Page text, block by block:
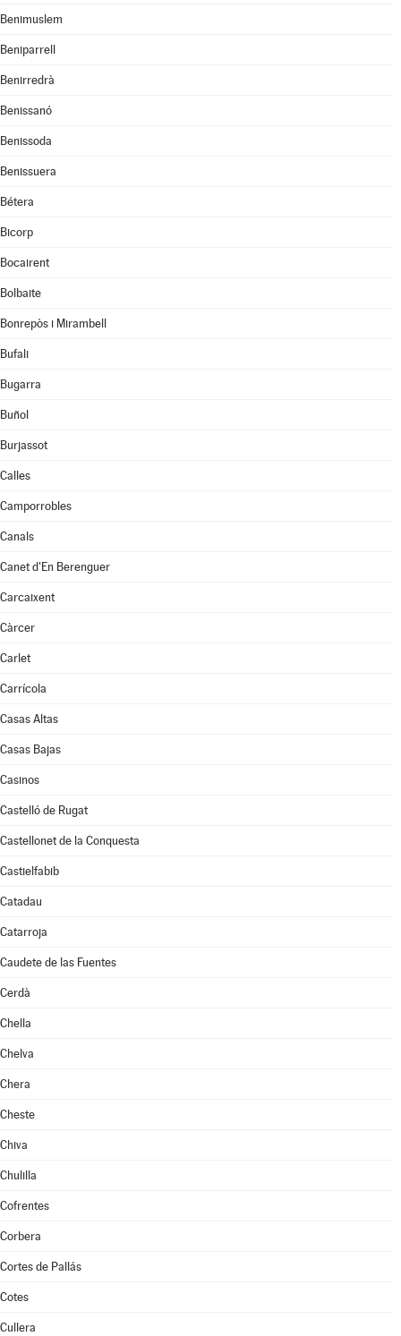
Benimuslem
Beniparrell
Benirredrà
Benissanó
Benissoda
Benissuera
Bétera
Bicorp
Bocairent
Bolbaite
Bonrepòs i Mirambell
Bufali
Bugarra
Buñol
Burjassot
Calles
Camporrobles
Canals
Canet d'En Berenguer
Carcaixent
Càrcer
Carlet
Carrícola
Casas Altas
Casas Bajas
Casinos
Castelló de Rugat
Castellonet de la Conquesta
Castielfabib
Catadau
Catarroja
Caudete de las Fuentes
Cerdà
Chella
Chelva
Chera
Cheste
Chiva
Chulilla
Cofrentes
Corbera
Cortes de Pallás
Cotes
Cullera